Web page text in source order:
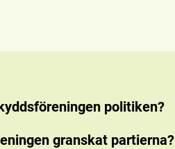
politiken?
granskat partierna?